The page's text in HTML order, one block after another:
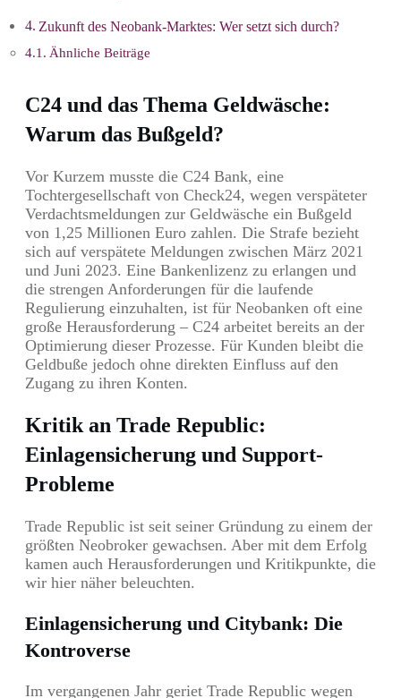
Zukunft des Neobank-Marktes: Wer setzt sich durch?
Ähnliche Beiträge
C24 und das Thema Geldwäsche:
Warum das Bußgeld?
Vor Kurzem musste die C24 Bank, eine
Tochtergesellschaft von Check24, wegen verspäteter
Verdachtsmeldungen zur Geldwäsche ein Bußgeld
von 1,25 Millionen Euro zahlen. Die Strafe bezieht
sich auf verspätete Meldungen zwischen März 2021
und Juni 2023. Eine Bankenlizenz zu erlangen und
die strengen Anforderungen für die laufende
Regulierung einzuhalten, ist für Neobanken oft eine
große Herausforderung – C24 arbeitet bereits an der
Optimierung dieser Prozesse. Für Kunden bleibt die
Geldbuße jedoch ohne direkten Einfluss auf den
Zugang zu ihren Konten.
Kritik an Trade Republic:
Einlagensicherung und Support-
Probleme
Trade Republic ist seit seiner Gründung zu einem der
größten Neobroker gewachsen. Aber mit dem Erfolg
kamen auch Herausforderungen und Kritikpunkte, die
wir hier näher beleuchten.
Einlagensicherung und Citybank: Die
Kontroverse
Im vergangenen Jahr geriet Trade Republic wegen